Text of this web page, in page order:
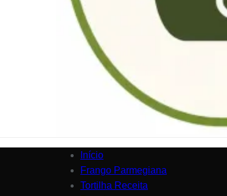
Início
Frango Parmegiana
Tortilha Receita